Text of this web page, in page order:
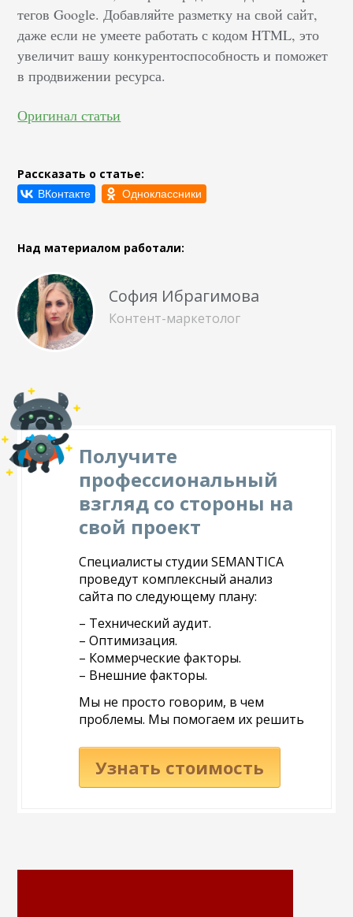
тегов Google. Добавляйте разметку на свой сайт,
даже если не умеете работать с кодом HTML, это
увеличит вашу конкурентоспособность и поможет
в продвижении ресурса.
Оригинал статьи
Рассказать о статье:
Над материалом работали:
София Ибрагимова
Контент-маркетолог
Получите
профессиональный
взгляд со стороны на
свой проект
Специалисты студии SEMANTICA
проведут комплексный анализ
сайта по следующему плану:
– Технический аудит.
– Оптимизация.
– Коммерческие факторы.
– Внешние факторы.
Мы не просто говорим, в чем
проблемы. Мы помогаем их решить
Узнать стоимость